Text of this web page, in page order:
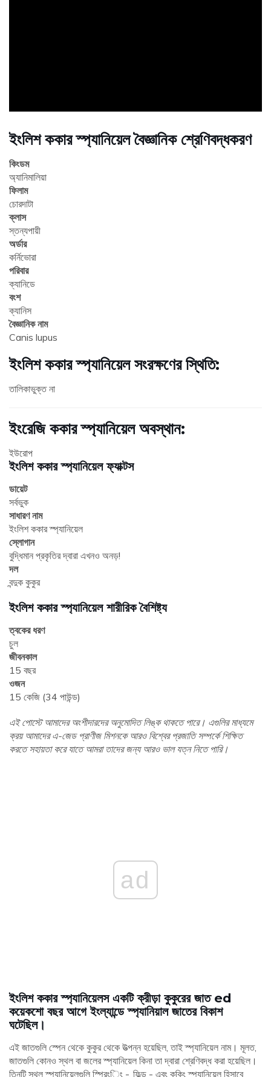
ইংলিশ ককার স্প্যানিয়েল বৈজ্ঞানিক শ্রেণিবদ্ধকরণ
কিংডম
অ্যানিমালিয়া
ফিলাম
চোরদাটা
ক্লাস
স্তন্যপায়ী
অর্ডার
কর্নিভোরা
পরিবার
ক্যানিডে
বংশ
ক্যানিস
বৈজ্ঞানিক নাম
Canis lupus
ইংলিশ ককার স্প্যানিয়েল সংরক্ষণের স্থিতি:
তালিকাভুক্ত না
ইংরেজি ককার স্প্যানিয়েল অবস্থান:
ইউরোপ
ইংলিশ ককার স্প্যানিয়েল ফ্যাক্টস
ডায়েট
সর্বভুক
সাধারণ নাম
ইংলিশ ককার স্প্যানিয়েল
স্লোগান
বুদ্ধিমান প্রকৃতির দ্বারা এখনও অনড়!
দল
বন্দুক কুকুর
ইংলিশ ককার স্প্যানিয়েল শারীরিক বৈশিষ্ট্য
ত্বকের ধরণ
চুল
জীবনকাল
15 বছর
ওজন
15 কেজি (34 পাউন্ড)
এই পোস্টে আমাদের অংশীদারদের অনুমোদিত লিঙ্ক থাকতে পারে। এগুলির মাধ্যমে
ক্রয় আমাদের এ-জেড প্রাণীজ মিশনকে আরও বিশ্বের প্রজাতি সম্পর্কে শিক্ষিত
করতে সহায়তা করে যাতে আমরা তাদের জন্য আরও ভাল যত্ন নিতে পারি।
ad
ইংলিশ ককার স্প্যানিয়েলস একটি ক্রীড়া কুকুরের জাত ed
কয়েকশো বছর আগে ইংল্যান্ডে স্প্যানিয়াল জাতের বিকাশ
ঘটেছিল।
এই জাতগুলি স্পেন থেকে কুকুর থেকে উত্পন্ন হয়েছিল, তাই স্প্যানিয়েল নাম। মূলত,
জাতগুলি কোনও স্থল বা জলের স্প্যানিয়েল কিনা তা দ্বারা শ্রেণিবদ্ধ করা হয়েছিল।
তিনটি স্থল স্প্যানিয়েলগুলি স্প্রিংিং -, ফিল্ড - এবং ককিং স্প্যানিয়েল হিসাবে